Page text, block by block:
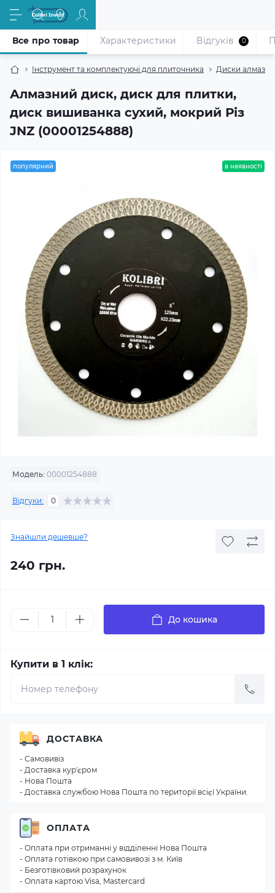
Інструмент та комплектуючі для плиточника Диски алмазні
Алмазний диск, диск для плитки,
диск вишиванка сухий, мокрий Різ
JNZ (00001254888)
Все про товар Характеристики Відгуків 0
популярний в наявності
Модель: 00001254888
Відгуки: 0
Знайшли дешевше?
240 грн.
До кошика
Купити в 1 клік:
ДОСТАВКА
- Самовивіз
- Доставка кур'єром
- Нова Пошта
- Доставка службою Нова Пошта по території всієї України.
ОПЛАТА
- Оплата при отриманні у відділенні Нова Пошта
- Оплата готівкою при самовивозі з м. Київ
- Безготівковий розрахунок
- Оплата картою Visa, Mastercard